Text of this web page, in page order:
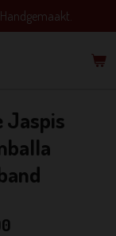
Handgemaakt.
Jaspis